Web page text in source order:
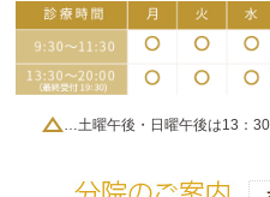
…土曜午後・日曜午後は13：